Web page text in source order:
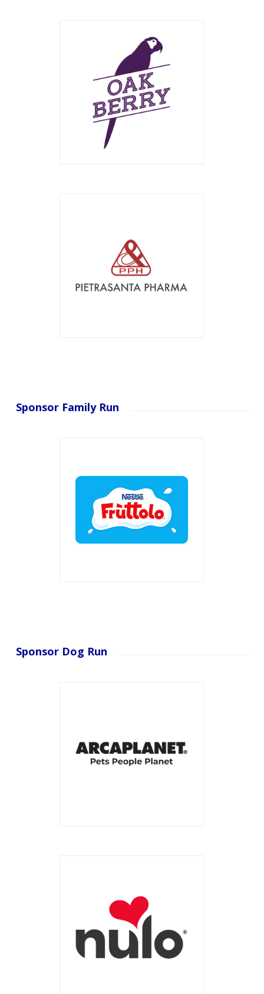
Sponsor Family Run
Sponsor Dog Run